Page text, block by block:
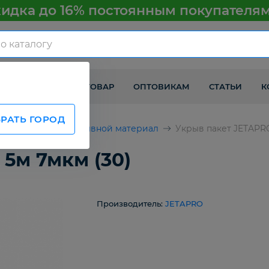
до 16% постоянным
ГОРОД
КАК ПОЛУЧИТЬ ТОВАР ОПТОВИКАМ СТАТЬИ
Укрывной материал Укрыв пакет
5м 7мкм (30)
Производитель: JETAPRO